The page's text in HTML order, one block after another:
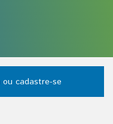
ou cadastre-se